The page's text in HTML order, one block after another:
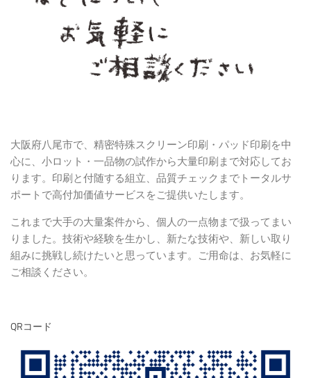
大阪府八尾市で、精密特殊スクリーン印刷・パッド印刷を中
心に、小ロット・一品物の試作から大量印刷まで対応してお
ります。印刷と付随する組立、品質チェックまでトータルサ
ポートで高付加価値サービスをご提供いたします。
これまで大手の大量案件から、個人の一点物まで扱ってまい
りました。技術や経験を生かし、新たな技術や、新しい取り
組みに挑戦し続けたいと思っています。ご用命は、お気軽に
ご相談ください。
QRコード